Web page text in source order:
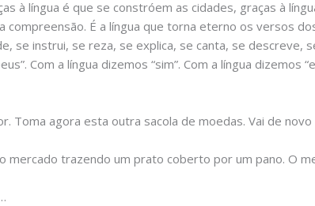
à língua é que se constróem as cidades, graças à
compreensão. É a língua que torna eterno os versos
se instrui, se reza, se explica, se canta, se descreve,
Com a língua dizemos “sim”. Com a língua dizemos
Toma agora esta outra sacola de moedas. Vai de
mercado trazendo um prato coberto por um pano. O